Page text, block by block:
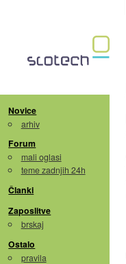
Novice
arhiv
Forum
mali oglasi
teme zadnjih 24h
Članki
Zaposlitve
brskaj
Ostalo
pravila